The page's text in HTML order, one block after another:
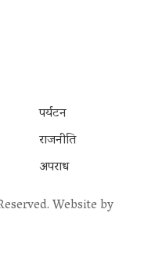
पर्यटन
राजनीति
अपराध
Website by